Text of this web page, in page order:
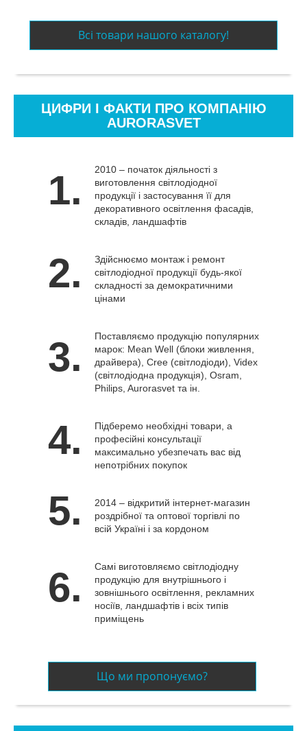
Всі товари нашого каталогу!
ЦИФРИ І ФАКТИ ПРО КОМПАНІЮ
AURORASVET
1.
2010 – початок діяльності з
виготовлення світлодіодної
продукції і застосування її для
декоративного освітлення фасадів,
складів, ландшафтів
2.
Здійснюємо монтаж і ремонт
світлодіодної продукції будь-якої
складності за демократичними
цінами
3.
Поставляємо продукцію популярних
марок: Mean Well (блоки живлення,
драйвера), Cree (світлодіоди), Videx
(світлодіодна продукція), Osram,
Philips, Aurorasvet та ін.
4.
Підберемо необхідні товари, а
професійні консультації
максимально убезпечать вас від
непотрібних покупок
5.
2014 – відкритий інтернет-магазин
роздрібної та оптової торгівлі по
всій Україні і за кордоном
6.
Самі виготовляємо світлодіодну
продукцію для внутрішнього і
зовнішнього освітлення, рекламних
носіїв, ландшафтів і всіх типів
приміщень
Що ми пропонуємо?